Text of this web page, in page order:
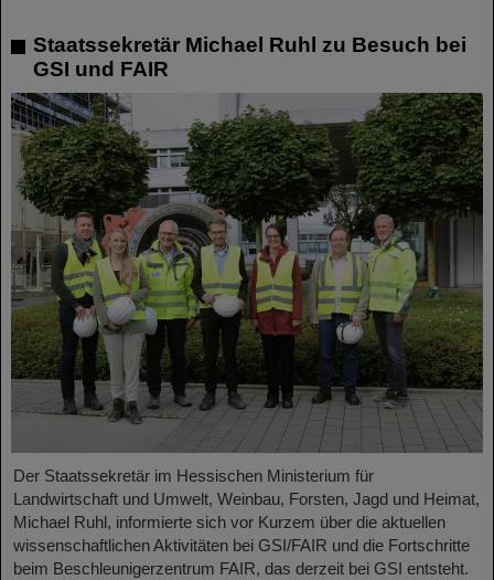
Staatssekretär Michael Ruhl zu Besuch bei
GSI und FAIR
Der Staatssekretär im Hessischen Ministerium für
Landwirtschaft und Umwelt, Weinbau, Forsten, Jagd und Heimat,
Michael Ruhl, informierte sich vor Kurzem über die aktuellen
wissenschaftlichen Aktivitäten bei GSI/FAIR und die Fortschritte
beim Beschleunigerzentrum FAIR, das derzeit bei GSI entsteht.